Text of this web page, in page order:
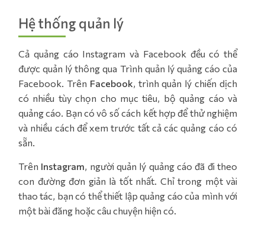
Hệ thống quản lý
Cả quảng cáo Instagram và Facebook đều có thể
được quản lý thông qua Trình quản lý quảng cáo của
Facebook. Trên Facebook, trình quản lý chiến dịch
có nhiều tùy chọn cho mục tiêu, bộ quảng cáo và
quảng cáo. Bạn có vô số cách kết hợp để thử nghiệm
và nhiều cách để xem trước tất cả các quảng cáo có
sẵn.
Trên Instagram, người quản lý quảng cáo đã đi theo
con đường đơn giản là tốt nhất. Chỉ trong một vài
thao tác, bạn có thể thiết lập quảng cáo của mình với
một bài đăng hoặc câu chuyện hiện có.